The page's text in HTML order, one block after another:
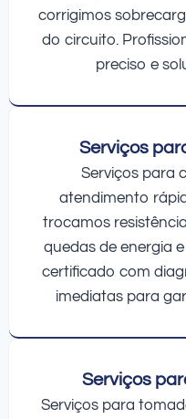
corrigimos
do circuito.
preciso e
Serviços
Serviços para
atendimento
trocamos
quedas de energia
certificado com
imediatas para
Serviços
Serviços para